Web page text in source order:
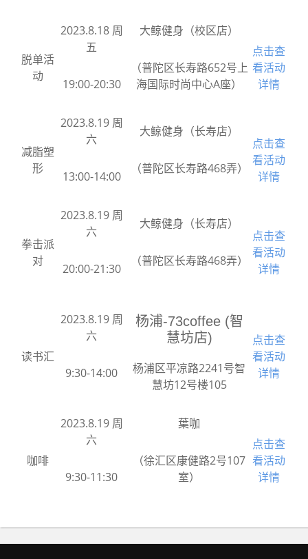
脱单活
动
2023.8.18 周
五
19:00-20:30
大鲸健身（校区店）
（普陀区长寿路652号上
海国际时尚中心A座）
点击查
看活动
详情
减脂塑
形
2023.8.19 周
六
13:00-14:00
大鲸健身（长寿店）
（普陀区长寿路468弄）
点击查
看活动
详情
拳击派
对
2023.8.19 周
六
20:00-21:30
大鲸健身（长寿店）
（普陀区长寿路468弄）
点击查
看活动
详情
读书汇
2023.8.19 周
六
9:30-14:00
杨浦-73coffee (智
慧坊店)
杨浦区平凉路2241号智
慧坊12号楼105
点击查
看活动
详情
咖啡
2023.8.19 周
六
9:30-11:30
葉咖
（徐汇区康健路2号107
室）
点击查
看活动
详情